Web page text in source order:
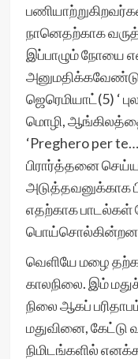
நானெதற்காக
இப்பாழும் நோயை
ஜெரெமியாட்(5) ‘
மொழி,
‘Preghero per
பிரார்த்தனை
அடுத்தவனுக்காக
எதற்காக பாடல்கள்
பொய்சொல்கின்றன
வெளியே மழை
காலநிலை. இம்
நிலை ஆகப்
மதுவினை, கேட்டு
நிமிடங்களில்